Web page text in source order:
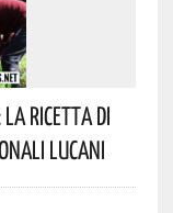
La Ricetta Di
Lucani